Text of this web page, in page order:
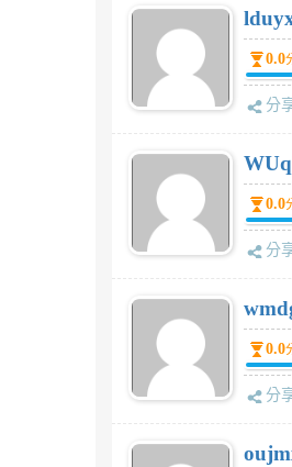
0.0
分
0.0
分
0.0
分